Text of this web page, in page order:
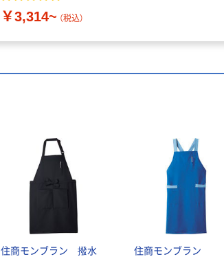
￥3,314~ （税込）
住商モンブラン 撥水
住商モンブラン